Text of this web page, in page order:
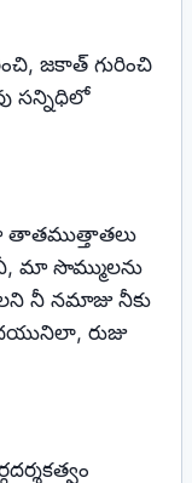
జకాత్‌ గురించి
సన్నిధిలో
మా సొమ్ములను
నీ నమాజు నీకు
రుజు